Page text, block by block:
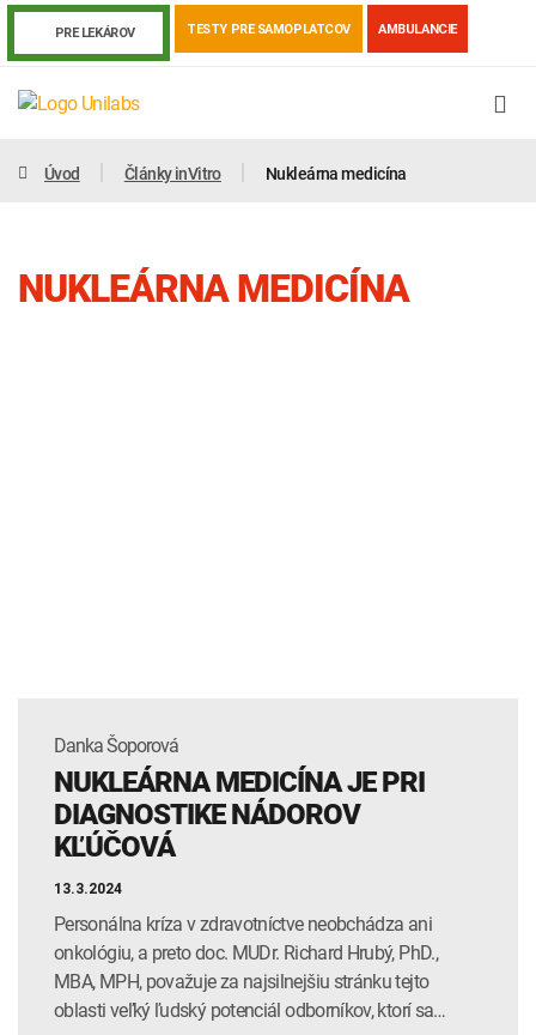
PRE LEKÁROV TESTY PRE SAMOPLATCOV AMBULANCIE
Úvod Články inVitro Nukleárna medicína
NUKLEÁRNA MEDICÍNA
Danka Šoporová
NUKLEÁRNA MEDICÍNA JE PRI
DIAGNOSTIKE NÁDOROV
KĽÚČOVÁ
13.3.2024
Personálna kríza v zdravotníctve neobchádza ani
onkológiu, a preto doc. MUDr. Richard Hrubý, PhD.,
MBA, MPH, považuje za najsilnejšiu stránku tejto
oblasti veľký ľudský potenciál odborníkov, ktorí sa…